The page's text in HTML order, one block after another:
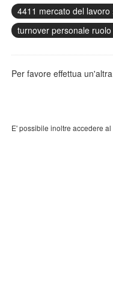
4411 mercato del lavoro
turnover personale ruolo
Per favore effettua
E' possibile inoltre accedere